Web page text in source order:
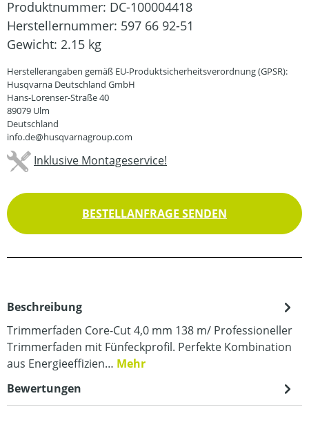
Produktnummer: DC-100004418
Herstellernummer: 597 66 92-51
Gewicht: 2.15 kg
Herstellerangaben gemäß EU-Produktsicherheitsverordnung (GPSR):
Husqvarna Deutschland GmbH
Hans-Lorenser-Straße 40
89079 Ulm
Deutschland
info.de@husqvarnagroup.com
Inklusive Montageservice!
BESTELLANFRAGE SENDEN
Beschreibung
Trimmerfaden Core-Cut 4,0 mm 138 m/ Professioneller
Trimmerfaden mit Fünfeckprofil. Perfekte Kombination
aus Energieeffizien… Mehr
Bewertungen